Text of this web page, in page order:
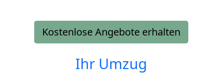
Kostenlose Angebote erhalten
Ihr Umzug